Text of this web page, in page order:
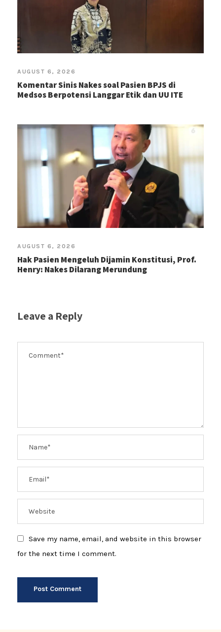
AUGUST 6, 2026
Komentar Sinis Nakes soal Pasien BPJS di
Medsos Berpotensi Langgar Etik dan UU ITE
AUGUST 6, 2026
Hak Pasien Mengeluh Dijamin Konstitusi, Prof.
Henry: Nakes Dilarang Merundung
Leave a Reply
Save my name, email, and website in this browser
for the next time I comment.